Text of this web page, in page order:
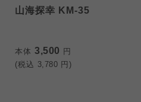
山海探幸 KM-35
本体 3,500 円
(税込 3,780 円)